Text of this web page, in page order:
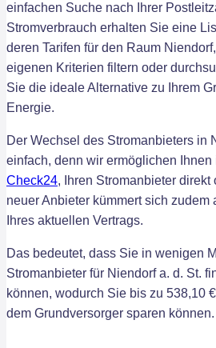
einfachen Suche nach Ihrer
Stromverbrauch erhalten Sie eine
deren Tarifen für den Raum
eigenen Kriterien filtern oder
Sie die ideale Alternative zu Ihrem
Energie.
Der Wechsel des Stromanbieters in
einfach, denn wir ermöglichen
Check24, Ihren Stromanbieter
neuer Anbieter kümmert sich zudem
Ihres aktuellen Vertrags.
Das bedeutet, dass Sie in wenigen
Stromanbieter für Niendorf a. d. St.
können, wodurch Sie bis zu 538,10
dem Grundversorger sparen können.